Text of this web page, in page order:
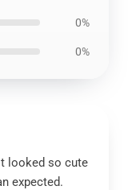
0%
0%
looked so cute
expected.